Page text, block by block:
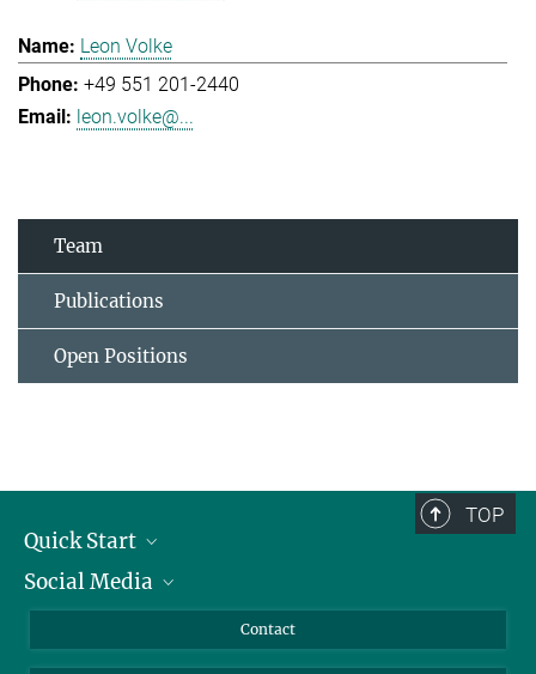
Leon Volke
+49 551 201-2440
leon.volke@...
Team
Publications
Open Positions
TOP
Quick Start
Alumni
Social Media
Contact